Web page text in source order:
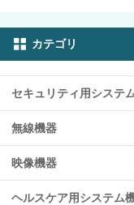
カテゴリ
セキュリティ用システ
無線機器
映像機器
ヘルスケア用システム